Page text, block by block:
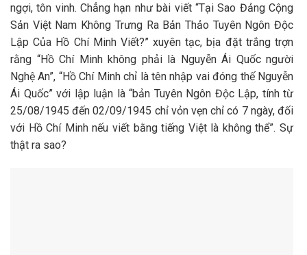
ngợi, tôn vinh. Chẳng hạn như bài viết “Tại Sao Đảng Cộng
Sản Việt Nam Không Trưng Ra Bản Thảo Tuyên Ngôn Độc
Lập Của Hồ Chí Minh Viết?” xuyên tạc, bịa đặt trắng trợn
rằng “Hồ Chí Minh không phải là Nguyễn Ái Quốc người
Nghệ An”, “Hồ Chí Minh chỉ là tên nhập vai đóng thế Nguyễn
Ái Quốc” với lập luận là “bản Tuyên Ngôn Độc Lập, tính từ
25/08/1945 đến 02/09/1945 chỉ vỏn vẹn chỉ có 7 ngày, đối
với Hồ Chí Minh nếu viết bằng tiếng Việt là không thể”. Sự
thật ra sao?